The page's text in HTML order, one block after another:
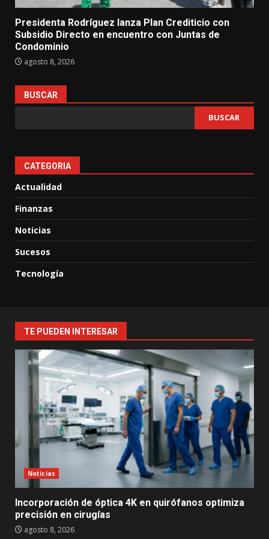
Presidenta Rodríguez lanza Plan Crediticio con
Subsidio Directo en encuentro con Juntas de
Condominio
agosto 8, 2026
BUSCAR
BUSCAR
CATEGORIA
Actualidad
Finanzas
Noticias
Sucesos
Tecnología
TE PUEDEN INTERESAR
Noticias
Incorporación de óptica 4K en quirófanos optimiza
precisión en cirugías
agosto 8, 2026